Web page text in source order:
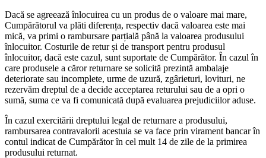
Dacă se agreează înlocuirea cu un produs de o valoare mai mare,
Cumpărătorul va plăti diferența, respectiv dacă valoarea este mai
mică, va primi o rambursare parțială până la valoarea produsului
înlocuitor. Costurile de retur și de transport pentru produsul
înlocuitor, dacă este cazul, sunt suportate de Cumpărător. În cazul în
care produsele a căror returnare se solicită prezintă ambalaje
deteriorate sau incomplete, urme de uzură, zgârieturi, lovituri, ne
rezervăm dreptul de a decide acceptarea returului sau de a opri o
sumă, suma ce va fi comunicată după evaluarea prejudiciilor aduse.
În cazul exercitării dreptului legal de returnare a produsului,
rambursarea contravalorii acestuia se va face prin virament bancar în
contul indicat de Cumpărător în cel mult 14 de zile de la primirea
produsului returnat.